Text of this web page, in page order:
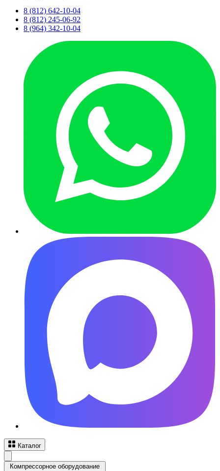
8 (812) 642-10-04
8 (812) 245-06-92
8 (964) 342-10-04
Каталог
Компрессорное оборудование